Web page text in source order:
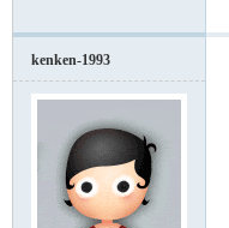
kenken-1993